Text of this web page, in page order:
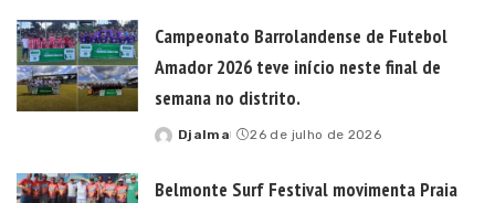
Campeonato Barrolandense de Futebol
Amador 2026 teve início neste final de
semana no distrito.
Posted
Djalma 26 de julho de 2026
Belmonte Surf Festival movimenta Praia